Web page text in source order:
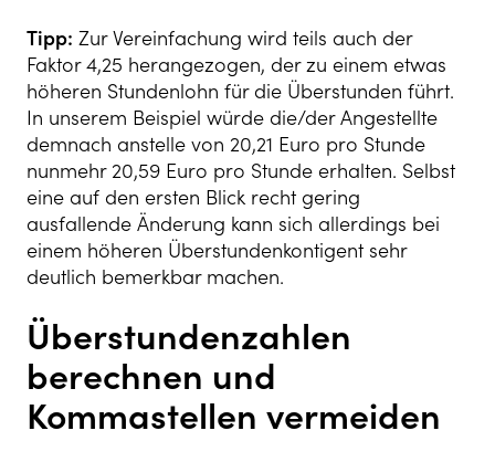
Tipp: Zur Vereinfachung wird teils auch der
Faktor 4,25 herangezogen, der zu einem etwas
höheren Stundenlohn für die Überstunden führt.
In unserem Beispiel würde die/der Angestellte
demnach anstelle von 20,21 Euro pro Stunde
nunmehr 20,59 Euro pro Stunde erhalten. Selbst
eine auf den ersten Blick recht gering
ausfallende Änderung kann sich allerdings bei
einem höheren Überstundenkontigent sehr
deutlich bemerkbar machen.
Überstundenzahlen
berechnen und
Kommastellen vermeiden